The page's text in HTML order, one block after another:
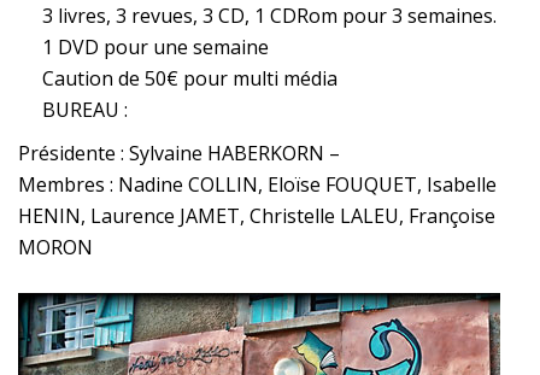
3 livres, 3 revues, 3 CD, 1 CDRom pour 3 semaines.
1 DVD pour une semaine
Caution de 50€ pour multi média
BUREAU :
Présidente : Sylvaine HABERKORN –
Membres : Nadine COLLIN, Eloïse FOUQUET, Isabelle
HENIN, Laurence JAMET, Christelle LALEU, Françoise
MORON